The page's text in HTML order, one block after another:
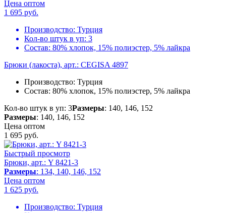
Цена оптом
1 695 руб.
Производство: Турция
Кол-во штук в уп: 3
Состав: 80% хлопок, 15% полиэстер, 5% лайкра
Брюки (лакоста), арт.: CEGISA 4897
Производство: Турция
Состав: 80% хлопок, 15% полиэстер, 5% лайкра
Кол-во штук в уп: 3Размеры: 140, 146, 152
Размеры: 140, 146, 152
Цена оптом
1 695 руб.
Быстрый просмотр
Брюки, арт.: Y 8421-3
Размеры: 134, 140, 146, 152
Цена оптом
1 625 руб.
Производство: Турция